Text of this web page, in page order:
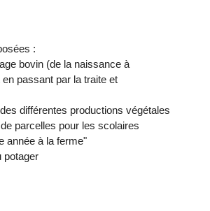
:
bovin (de la naissance à
passant par la traite et
différentes productions végétales
parcelles pour les scolaires
année à la ferme"
potager